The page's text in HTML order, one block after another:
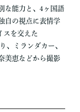
な能力と​、4ヶ国語
自の視点に表情学
スを交えた
、ミランダカー、
美恵などから撮影